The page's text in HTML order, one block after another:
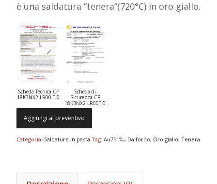
è una saldatura “tenera”(720°C) in oro giallo.
Scheda Tecnica CF
18K3NX2 LR00 T-0
Scheda di
Sicurezza CF
18K3NX2 LR00T-0
Aggiungi al preventivo
Categoria: Saldature in pasta Tag: Au751‰, Da forno, Oro giallo, Tenera